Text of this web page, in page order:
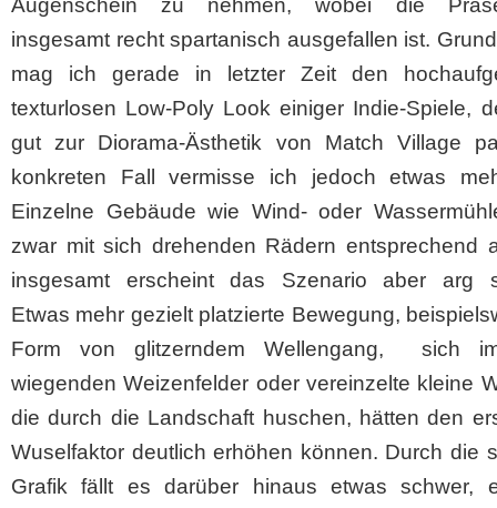
Augenschein zu nehmen, wobei die
insgesamt recht spartanisch ausgefallen ist.
mag ich gerade in letzter Zeit den
texturlosen Low-Poly Look einiger Indie-Spiele,
gut zur Diorama-Ästhetik von Match Village
konkreten Fall vermisse ich jedoch etwas
Einzelne Gebäude wie Wind- oder
zwar mit sich drehenden Rädern entsprechend
insgesamt erscheint das Szenario aber arg
Etwas mehr gezielt platzierte Bewegung,
Form von glitzerndem Wellengang, sich
wiegenden Weizenfelder oder vereinzelte kleine
die durch die Landschaft huschen, hätten den
Wuselfaktor deutlich erhöhen können. Durch die
Grafik fällt es darüber hinaus etwas schwer,